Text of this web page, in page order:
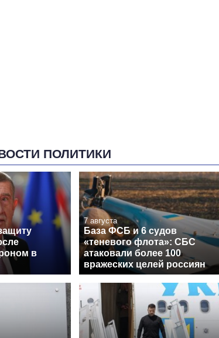
ПОЛИТИКИ
в
7 августа
База ФСБ и 6 судов
«теневого флота»: СБС
атаковали более 100
вражеских целей россиян